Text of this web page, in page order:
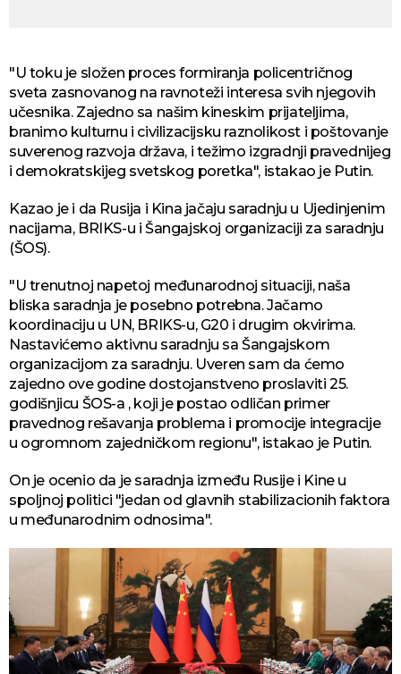
"U toku je složen proces formiranja policentričnog
sveta zasnovanog na ravnoteži interesa svih njegovih
učesnika. Zajedno sa našim kineskim prijateljima,
branimo kulturnu i civilizacijsku raznolikost i poštovanje
suverenog razvoja država, i težimo izgradnji pravednijeg
i demokratskijeg svetskog poretka", istakao je Putin.
Kazao je i da Rusija i Kina jačaju saradnju u Ujedinjenim
nacijama, BRIKS-u i Šangajskoj organizaciji za saradnju
(ŠOS).
"U trenutnoj napetoj međunarodnoj situaciji, naša
bliska saradnja je posebno potrebna. Jačamo
koordinaciju u UN, BRIKS-u, G20 i drugim okvirima.
Nastavićemo aktivnu saradnju sa Šangajskom
organizacijom za saradnju. Uveren sam da ćemo
zajedno ove godine dostojanstveno proslaviti 25.
godišnjicu ŠOS-a , koji je postao odličan primer
pravednog rešavanja problema i promocije integracije
u ogromnom zajedničkom regionu", istakao je Putin.
On je ocenio da je saradnja između Rusije i Kine u
spoljnoj politici "jedan od glavnih stabilizacionih faktora
u međunarodnim odnosima".